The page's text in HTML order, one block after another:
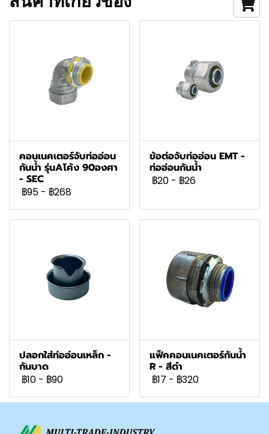
คอนเนคเตอร์จับท่ออ่อน
กันน้ำ รุ่นAโค้ง 90องศา
- SEC
฿95 - ฿268
ข้อต่อจับท่ออ่อน EMT -
ท่ออ่อนกันน้ำ
฿20 - ฿26
ปลอกใส่ท่ออ่อนเหล็ก -
กันบาด
฿10 - ฿90
แฟ็คคอนเนคเตอร์กันน้ำ
R - สีดำ
฿17 - ฿320